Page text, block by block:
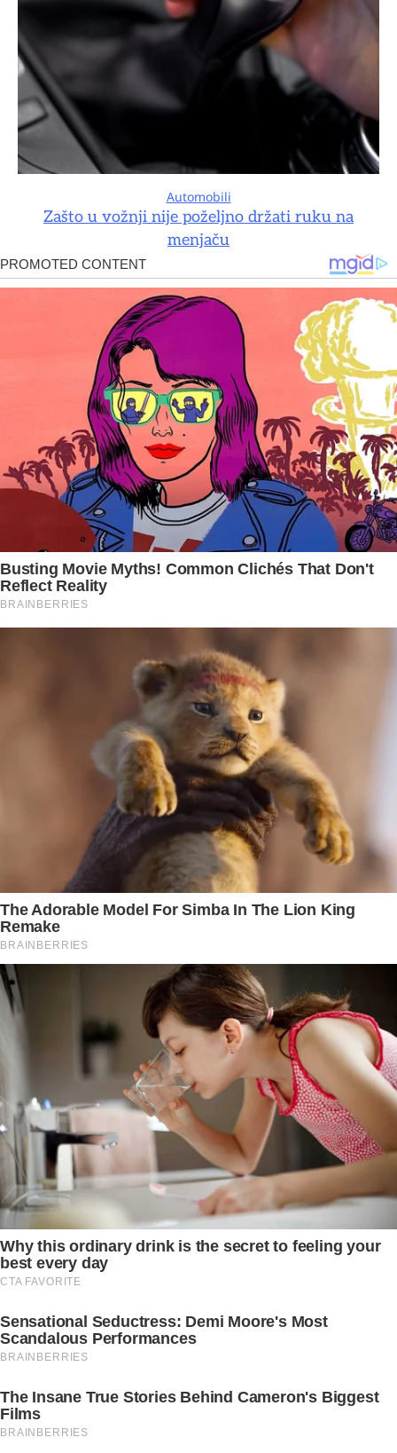
Automobili
Zašto u vožnji nije poželjno držati ruku na
menjaču